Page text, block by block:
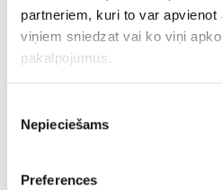
partneriem, kuri to var
viņiem sniedzat vai ko viņi
pakalpojumus.
izvēle
Nepieciešams
Preferences
можете ознакомиться в
автосалоне.